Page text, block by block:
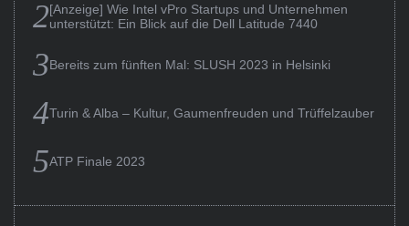
[Anzeige] Wie Intel vPro Startups und Unternehmen
unterstützt: Ein Blick auf die Dell Latitude 7440
Bereits zum fünften Mal: SLUSH 2023 in Helsinki
Turin & Alba – Kultur, Gaumenfreuden und Trüffelzauber
ATP Finale 2023